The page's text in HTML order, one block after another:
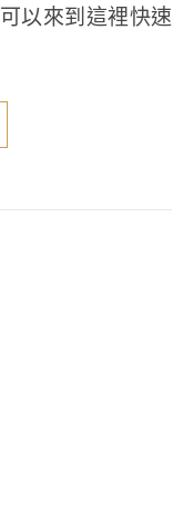
以來到這裡快速